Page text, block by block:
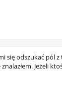
się odszukać pól
Jeżeli